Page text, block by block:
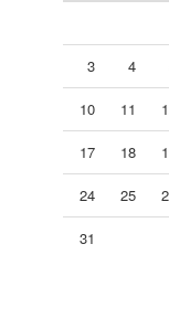
3 4
10 11
17 18
24 25
31